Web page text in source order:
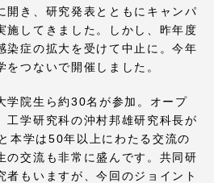
開き、研究発表とともにキャンパ
施してきました。しかし、昨年度
染症の拡大を受けて中止に。今年
をつないで開催しました。
学院生ら約30名が参加。オープ
工学研究科の沖村邦雄研究科長が
本学は50年以上にわたる交流の
の交流も非常に盛んです。共同研
者もいますが、今回のジョイント